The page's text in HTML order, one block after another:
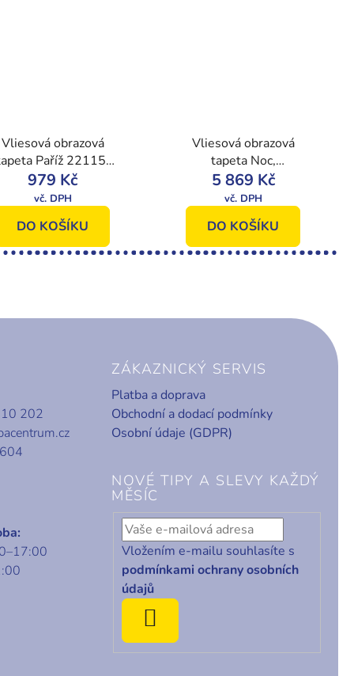
Vliesová obrazová
Paříž 22115,
416 x 254 cm,
Vavex
979 Kč
DO KOŠÍKU
Vliesová obrazová
tapeta Noc,
350x280cm,
Imaginum, Vavex
5 869 Kč
DO KOŠÍKU
202
ZÁKAZNICKÝ SERVIS
Platba a doprava
Obchodní a dodací podmínky
Osobní údaje (GDPR)
NOVÉ TIPY A SLEVY KAŽDÝ
MĚSÍC
Vložením e-mailu souhlasíte s
podmínkami ochrany osobních
údajů